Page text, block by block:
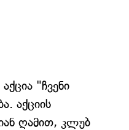
"ჩვენი
აქციის
ღამით, კლუბ